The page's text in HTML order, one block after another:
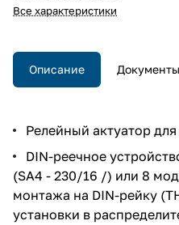
Все характеристики
Описание Документы
Релейный актуатор
DIN-реечное
(SA4 - 230/16 /) или 8
монтажа на DIN-рейку
установки в